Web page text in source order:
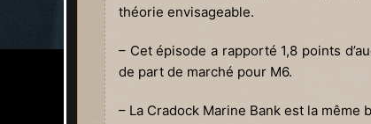
théorie envisageable.
– Cet épisode a rapporté 1,8 points
de part de marché pour M6.
– La Cradock Marine Bank est la même